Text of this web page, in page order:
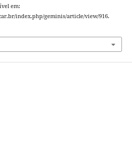
em:
index.php/geminis/article/view/916.